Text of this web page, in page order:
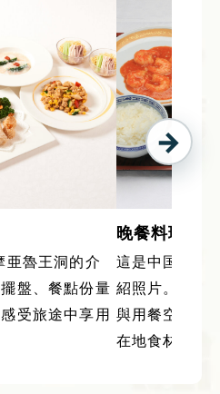
亜魯王洞的介
盤、餐點份量
受旅途中享用
晚餐料理
這是中国餐飲
紹照片。可查
與用餐空間的
在地食材的樂